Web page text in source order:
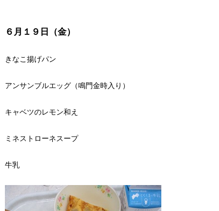
６月１９日（金）
きなこ揚げパン
アンサンブルエッグ（鳴門金時入り）
キャベツのレモン和え
ミネストローネスープ
牛乳